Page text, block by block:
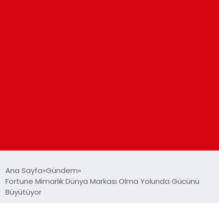
GÜNDEM
Ana Sayfa Gündem
Fortune Mimarlık Dünya Markası Olma Yolunda Gücünü
Büyütüyor